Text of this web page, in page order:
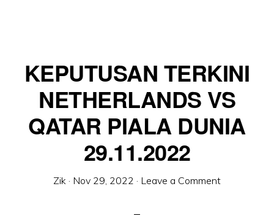
KEPUTUSAN TERKINI
NETHERLANDS VS
QATAR PIALA DUNIA
29.11.2022
Zik · Nov 29, 2022 · Leave a Comment